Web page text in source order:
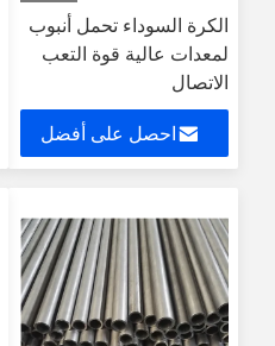
الكرة السوداء تحمل أنبوب
لمعدات عالية قوة التعب
الاتصال
احصل على أفضل